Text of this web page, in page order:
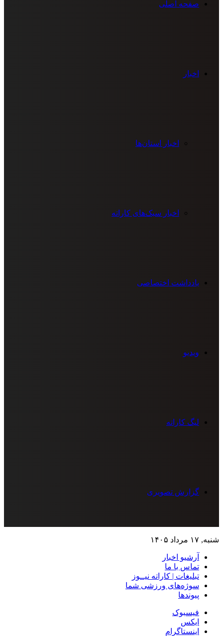
صفحه اصلی
اخبار
اخبار استان‌ها
اخبار سبک‌های کاراته
یادداشت اختصاصی
ویدیو
لیگ کاراته
گزارش تصویری
شنبه, ۱۷ مرداد ۱۴۰۵
آرشیو اخبار
تماس‌ با‌ ما
تبلیغات | کاراته نیــوز
سوژه‌های ورزشی شما
پیوندها
فیسبوک
ایکس
اینستاگرام